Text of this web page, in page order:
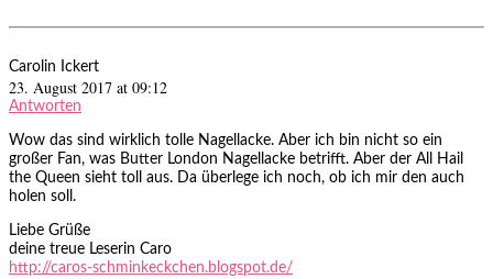
Carolin Ickert
23. August 2017 at 09:12
Antworten
Wow das sind wirklich tolle Nagellacke. Aber ich bin nicht so ein
großer Fan, was Butter London Nagellacke betrifft. Aber der All Hail
the Queen sieht toll aus. Da überlege ich noch, ob ich mir den auch
holen soll.
Liebe Grüße
deine treue Leserin Caro
http://caros-schminkeckchen.blogspot.de/